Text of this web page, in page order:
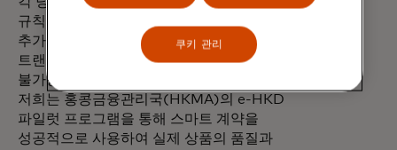
규칙과 결합하는 방안을 모색하고 있습니다.
추가 커뮤니케이션이나 혼동, 지연 없이
트랜잭션이 자동으로 트리거되어 거의
불가능에 가까운 프로세스를 간소화합니다.
저희는 홍콩금융관리국(HKMA)의 e-HKD
파일럿 프로그램을 통해 스마트 계약을
성공적으로 사용하여 실제 상품의 품질과
쿠키 관리